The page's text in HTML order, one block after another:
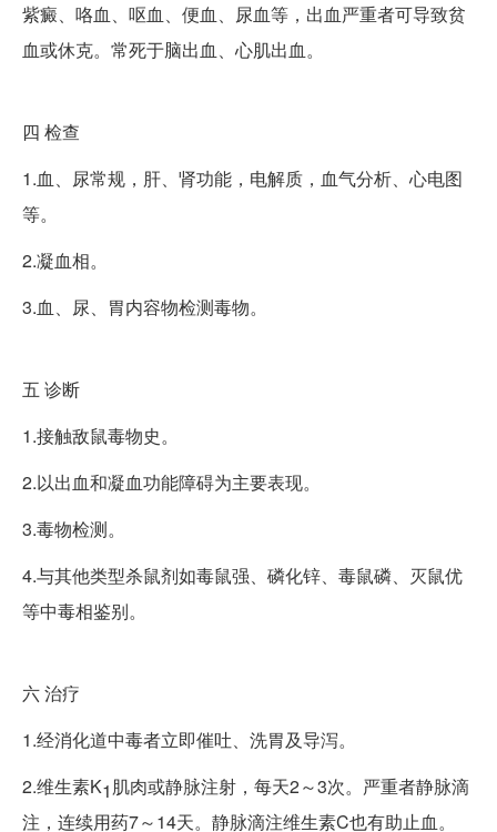
紫癜、咯血、呕血、便血、尿血等，出血严重者可导致贫
血或休克。常死于脑出血、心肌出血。
四 检查
1.血、尿常规，肝、肾功能，电解质，血气分析、心电图
等。
2.凝血相。
3.血、尿、胃内容物检测毒物。
五 诊断
1.接触敌鼠毒物史。
2.以出血和凝血功能障碍为主要表现。
3.毒物检测。
4.与其他类型杀鼠剂如毒鼠强、磷化锌、毒鼠磷、灭鼠优
等中毒相鉴别。
六治疗
1.经消化道中毒者立即催吐、洗胃及导泻。
2.维生素K1肌肉或静脉注射，每天2～3次。严重者静脉滴
注，连续用药7～14天。静脉滴注维生素C也有助止血。